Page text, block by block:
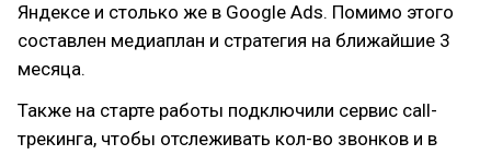
Яндексе и столько же в Google Ads. Помимо этого
составлен медиаплан и стратегия на ближайшие 3
месяца.
Также на старте работы подключили сервис call-
трекинга, чтобы отслеживать кол-во звонков и в